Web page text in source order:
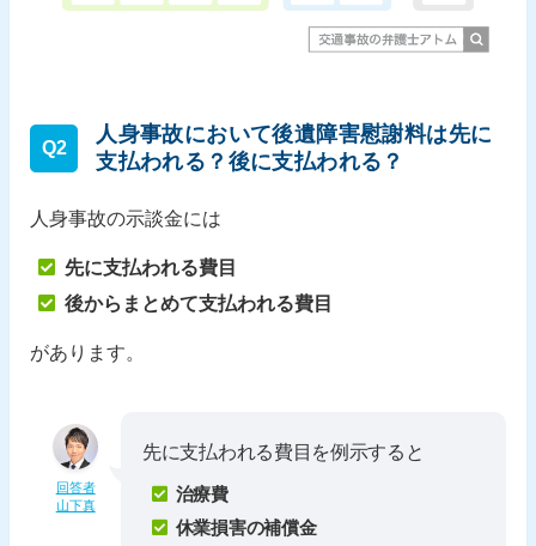
Q2
人身事故において後遺障害慰謝料は先に
支払われる？後に支払われる？
人身事故の示談金には
先に支払われる費目
後からまとめて支払われる費目
があります。
回答者
山下真
先に支払われる費目を例示すると
治療費
休業損害の補償金